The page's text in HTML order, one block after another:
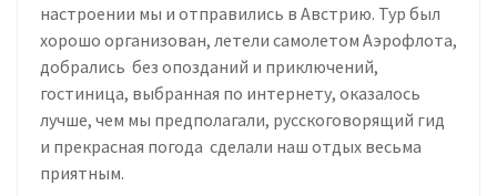
настроении мы и отправились в Австрию. Тур был
хорошо организован, летели самолетом Аэрофлота,
добрались без опозданий и приключений,
гостиница, выбранная по интернету, оказалось
лучше, чем мы предполагали, русскоговорящий гид
и прекрасная погода сделали наш отдых весьма
приятным.